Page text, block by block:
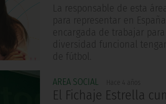
La responsable de esta
para representar en
encargada de trabajar
diversidad funcional
de fútbol.
AREA SOCIAL Hace 4 años
El Fichaje Estrella